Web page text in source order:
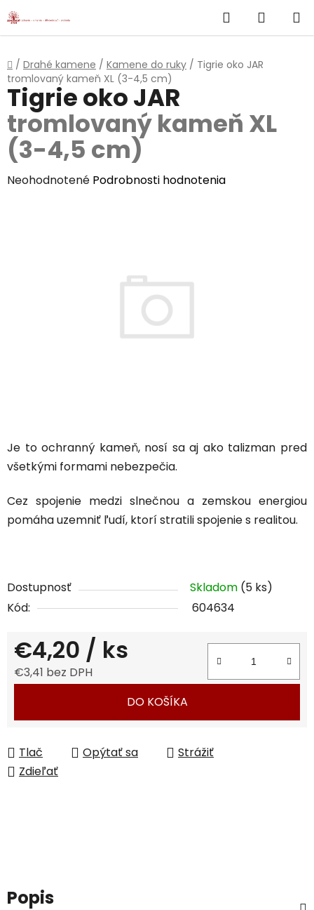
Prejsť
na
Hľadať
KOŠÍK
Domov
/ Drahé kamene / Kamene do ruky / Tigrie oko JAR
tromlovaný kameň XL (3-4,5 cm)
Je to ochranný kameň, nosí sa aj ako talizman pred
všetkými formami nebezpečia.
Cez spojenie medzi slnečnou a zemskou energiou
pomáha uzemniť ľudí, ktorí stratili spojenie s realitou.
Dostupnosť Skladom (5 ks)
Kód:
604634
€4,20 / ks
€3,41 bez DPH
DO KOŠÍKA
Tlač Opýtať sa
Strážiť
Zdieľať
Tigrie oko JAR
tromlovaný kameň XL
(3-4,5 cm)
Priemerné
Neohodnotené Podrobnosti hodnotenia
Popis